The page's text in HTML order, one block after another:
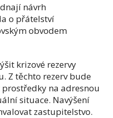
návrh
o přátelství
obvodem
krizové rezervy
Z těchto rezerv bude
na adresnou
situace. Navýšení
zastupitelstvo.